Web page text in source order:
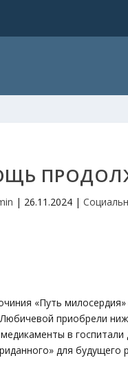
| 26.11.2024|
«Путь
приобрели
в
для будущего